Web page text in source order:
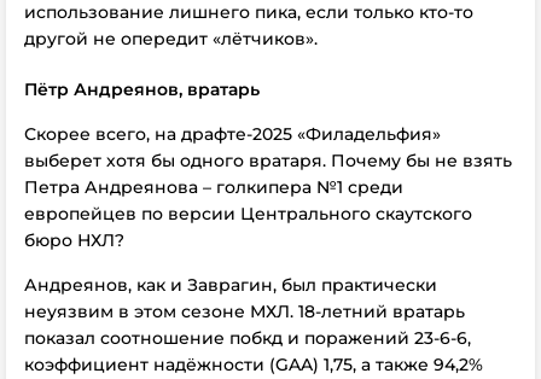
использование лишнего пика, если только кто-то
другой не опередит «лётчиков».
Пётр Андреянов, вратарь
Скорее всего, на драфте-2025 «Филадельфия»
выберет хотя бы одного вратаря. Почему бы не взять
Петра Андреянова – голкипера №1 среди
европейцев по версии Центрального скаутского
бюро НХЛ?
Андреянов, как и Заврагин, был практически
неуязвим в этом сезоне МХЛ. 18-летний вратарь
показал соотношение побкд и поражений 23-6-6,
коэффициент надёжности (GAA) 1,75, а также 94,2%